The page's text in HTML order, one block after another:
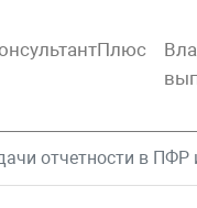
отчетности в